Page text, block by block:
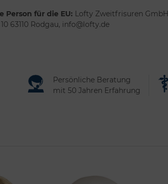
Person für die EU: Lofty Zweitfrisuren
63110 Rodgau, info@lofty.de
Persönliche Beratung
mit 50 Jahren Erfahrung